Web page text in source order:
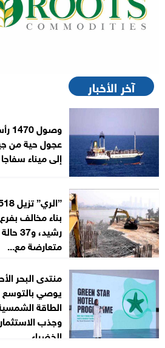
آخر الأخبار
وصول
عجول حية من
إلى ميناء سفاجا
بناء مخالف بفرع
رشيد، و37 حالة
متعارضة مع...
منتدى البحر
يوصي
الطاقة
وجذب
الخضراء